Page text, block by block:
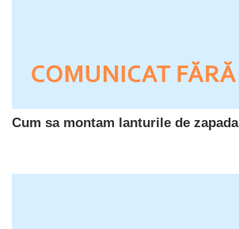
Cum sa montam lanturile de zapada